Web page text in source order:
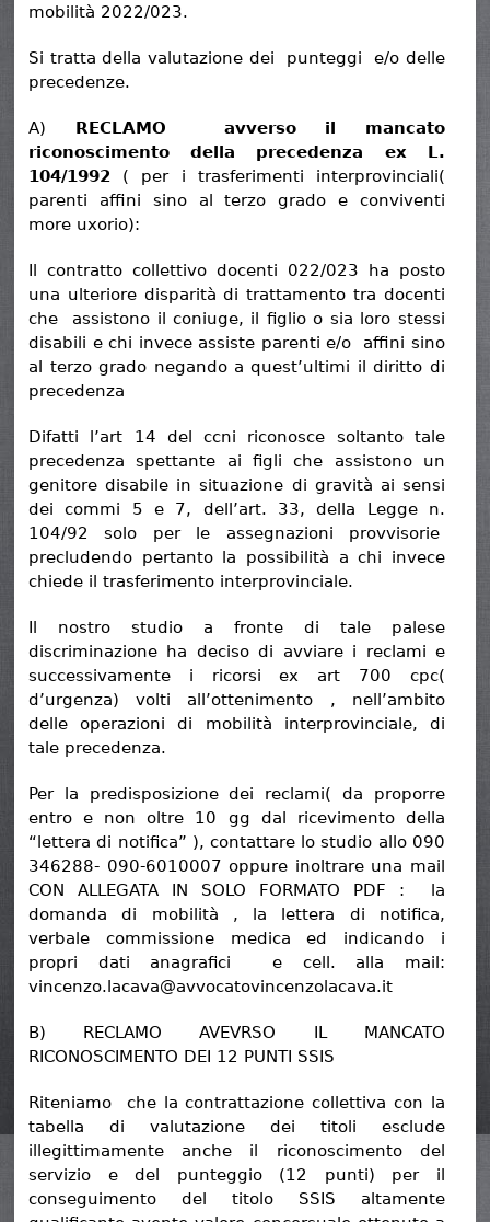
mobilità 2022/023.
Si tratta della valutazione dei punteggi e/o delle
precedenze.
A) RECLAMO avverso il mancato
riconoscimento della precedenza ex L.
104/1992 ( per i trasferimenti interprovinciali(
parenti affini sino al terzo grado e conviventi
more uxorio):
Il contratto collettivo docenti 022/023 ha posto
una ulteriore disparità di trattamento tra docenti
che assistono il coniuge, il figlio o sia loro stessi
disabili e chi invece assiste parenti e/o affini sino
al terzo grado negando a quest’ultimi il diritto di
precedenza
Difatti l’art 14 del ccni riconosce soltanto tale
precedenza spettante ai figli che assistono un
genitore disabile in situazione di gravità ai sensi
dei commi 5 e 7, dell’art. 33, della Legge n.
104/92 solo per le assegnazioni provvisorie
precludendo pertanto la possibilità a chi invece
chiede il trasferimento interprovinciale.
Il nostro studio a fronte di tale palese
discriminazione ha deciso di avviare i reclami e
successivamente i ricorsi ex art 700 cpc(
d’urgenza) volti all’ottenimento , nell’ambito
delle operazioni di mobilità interprovinciale, di
tale precedenza.
Per la predisposizione dei reclami( da proporre
entro e non oltre 10 gg dal ricevimento della
“lettera di notifica” ), contattare lo studio allo 090
346288- 090-6010007 oppure inoltrare una mail
CON ALLEGATA IN SOLO FORMATO PDF : la
domanda di mobilità , la lettera di notifica,
verbale commissione medica ed indicando i
propri dati anagrafici e cell. alla mail:
vincenzo.lacava@avvocatovincenzolacava.it
B) RECLAMO AVEVRSO IL MANCATO
RICONOSCIMENTO DEI 12 PUNTI SSIS
Riteniamo che la contrattazione collettiva con la
tabella di valutazione dei titoli esclude
illegittimamente anche il riconoscimento del
servizio e del punteggio (12 punti) per il
conseguimento del titolo SSIS altamente